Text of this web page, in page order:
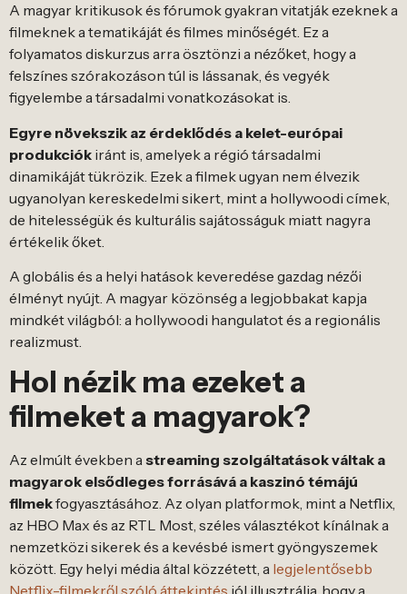
A magyar kritikusok és fórumok gyakran vitatják ezeknek a
filmeknek a tematikáját és filmes minőségét. Ez a
folyamatos diskurzus arra ösztönzi a nézőket, hogy a
felszínes szórakozáson túl is lássanak, és vegyék
figyelembe a társadalmi vonatkozásokat is.
Egyre növekszik az érdeklődés a kelet-európai
produkciók iránt is, amelyek a régió társadalmi
dinamikáját tükrözik. Ezek a filmek ugyan nem élvezik
ugyanolyan kereskedelmi sikert, mint a hollywoodi címek,
de hitelességük és kulturális sajátosságuk miatt nagyra
értékelik őket.
A globális és a helyi hatások keveredése gazdag nézői
élményt nyújt. A magyar közönség a legjobbakat kapja
mindkét világból: a hollywoodi hangulatot és a regionális
realizmust.
Hol nézik ma ezeket a
filmeket a magyarok?
Az elmúlt években astreaming szolgáltatások váltak a
magyarok elsődleges forrásává a kaszinó témájú
filmekfogyasztásához. Az olyan platformok, mint a Netflix,
az HBO Max és az RTL Most, széles választékot kínálnak a
nemzetközi sikerek és a kevésbé ismert gyöngyszemek
között. Egy helyi média által közzétett, a legjelentősebb